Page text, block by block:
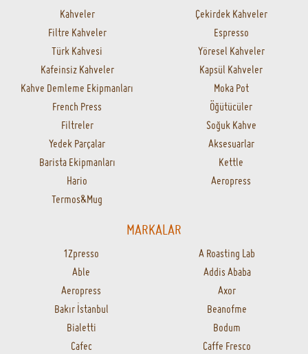
Kahveler
Çekirdek Kahveler
Filtre Kahveler
Espresso
Türk Kahvesi
Yöresel Kahveler
Kafeinsiz Kahveler
Kapsül Kahveler
Kahve Demleme Ekipmanları
Moka Pot
French Press
Öğütücüler
Filtreler
Soğuk Kahve
Yedek Parçalar
Aksesuarlar
Barista Ekipmanları
Kettle
Hario
Aeropress
Termos&Mug
MARKALAR
1Zpresso
A Roasting Lab
Able
Addis Ababa
Aeropress
Axor
Bakır İstanbul
Beanofme
Bialetti
Bodum
Cafec
Caffe Fresco